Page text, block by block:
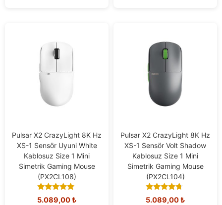
Pulsar X2 CrazyLight 8K Hz
XS-1 Sensör Uyuni White
Kablosuz Size 1 Mini
Simetrik Gaming Mouse
(PX2CL108)
5.00
5.089,00₺
Pulsar X2 CrazyLight 8K Hz
XS-1 Sensör Volt Shadow
Kablosuz Size 1 Mini
Simetrik Gaming Mouse
(PX2CL104)
4.50
5.089,00₺